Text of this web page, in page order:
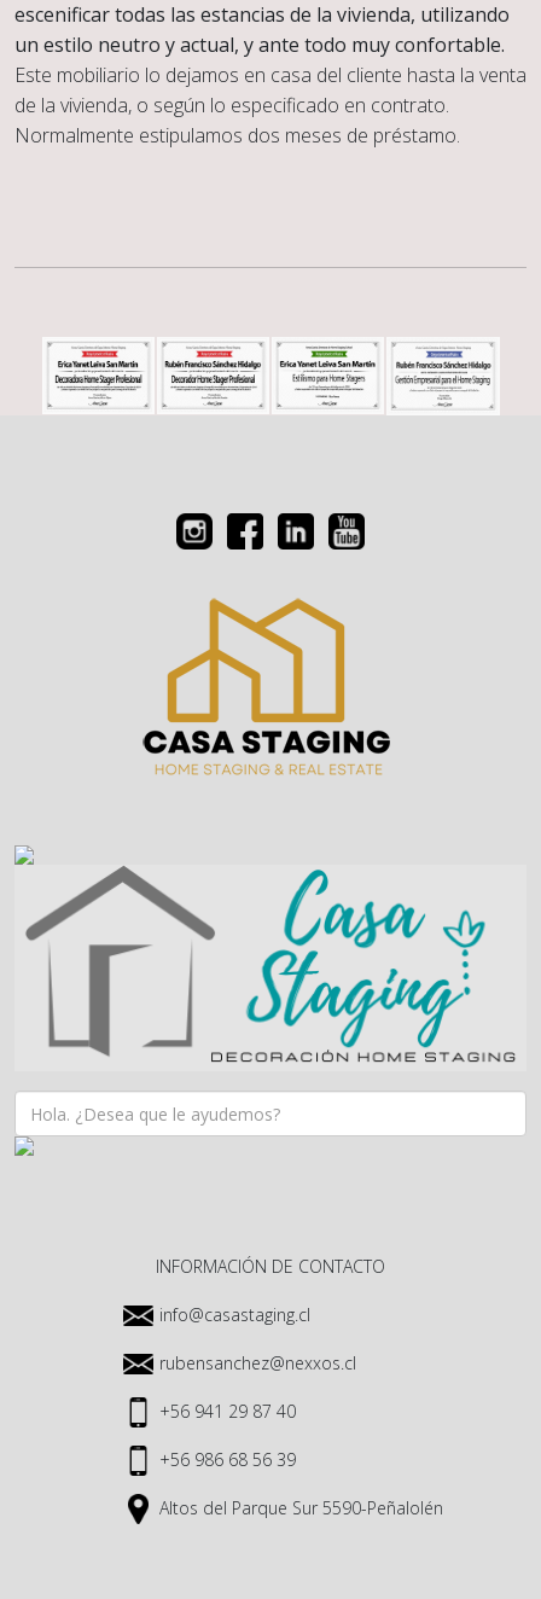
escenificar todas las estancias de la vivienda, utilizando
un estilo neutro y actual, y ante todo muy confortable.
Este mobiliario lo dejamos en casa del cliente hasta la venta
de la vivienda, o según lo especificado en contrato.
Normalmente estipulamos dos meses de préstamo.
INFORMACIÓN DE CONTACTO
info@casastaging.cl
rubensanchez@nexxos.cl
+56 941 29 87 40
+56 986 68 56 39
Altos del Parque Sur 5590-Peñalolén